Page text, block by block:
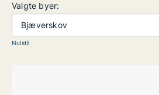
Valgte byer:
Bjæverskov
Nulstil